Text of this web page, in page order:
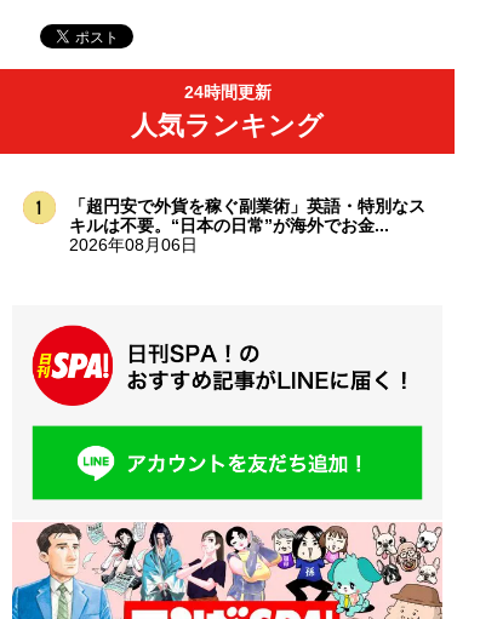
24時間更新
人気ランキング
「超円安で外貨を稼ぐ副業術」英語・特別なス
キルは不要。“日本の日常”が海外でお金...
2026年08月06日